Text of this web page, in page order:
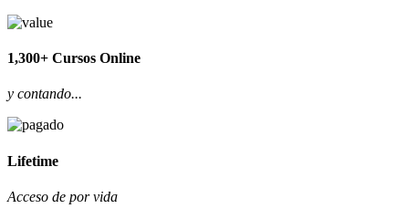
1,300+ Cursos Online
y contando...
Lifetime
Acceso de por vida